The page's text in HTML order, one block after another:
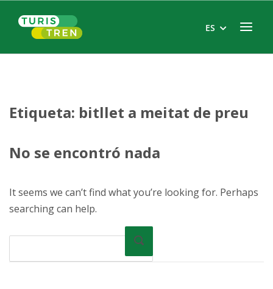
content
Home Menu
ES
Etiqueta: bitllet a meitat de preu
No se encontró nada
It seems we can’t find what you’re looking for. Perhaps
searching can help.
Buscar